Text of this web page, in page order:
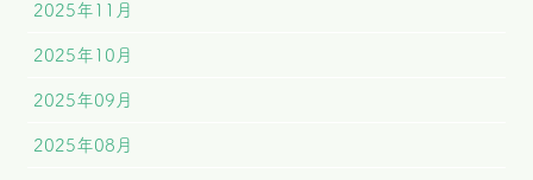
2025年11月
2025年10月
2025年09月
2025年08月